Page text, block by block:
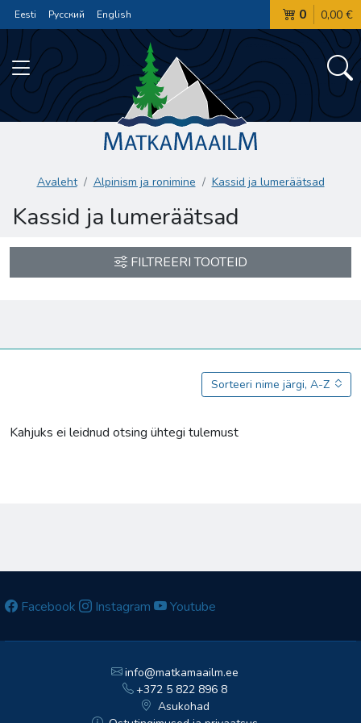
Eesti Русский English 0 0,00 €
Avaleht Alpinism ja ronimine Kassid ja lumeräätsad
Kassid ja lumeräätsad
FILTREERI TOOTEID
Sorteeri nime järgi, A-Z
Kahjuks ei leidnud otsing ühtegi tulemust
Facebook Instagram Youtube
info@matkamaailm.ee
+372 5 822 896 8
Asukohad